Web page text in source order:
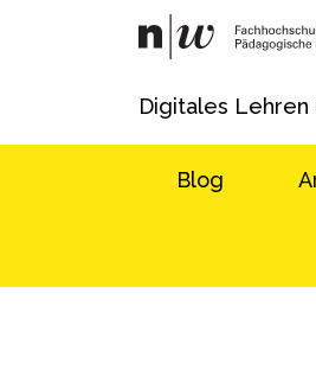
Digitales Lehren
Blog